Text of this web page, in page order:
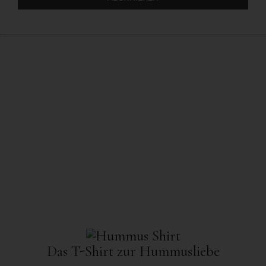
Das T-Shirt zur Hummusliebe